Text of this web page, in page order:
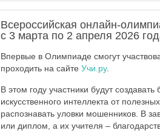
Всероссийская онлайн-
с 3 марта по 2 апреля 2026
Впервые в Олимпиаде смогут
проходить на сайте Учи.ру.
В этом году участники будут
искусственного интеллекта от
распознавать уловки мошенников. В
или диплом, а их учителя –